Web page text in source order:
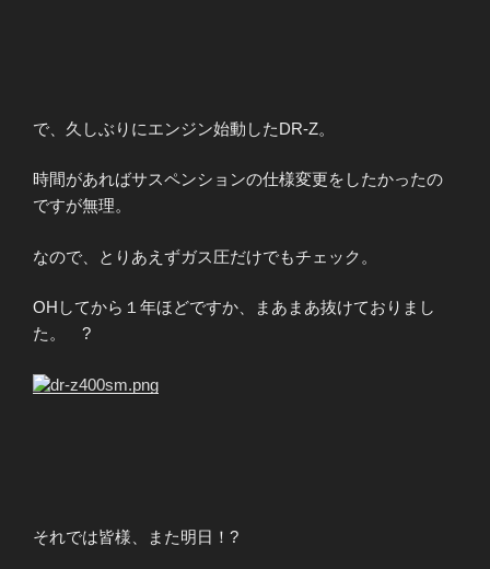
で、久しぶりにエンジン始動したDR-Z。
時間があればサスペンションの仕様変更をしたかったの
ですが無理。
なので、とりあえずガス圧だけでもチェック。
OHしてから１年ほどですか、まあまあ抜けておりまし
た。 ?
それでは皆様、また明日！?